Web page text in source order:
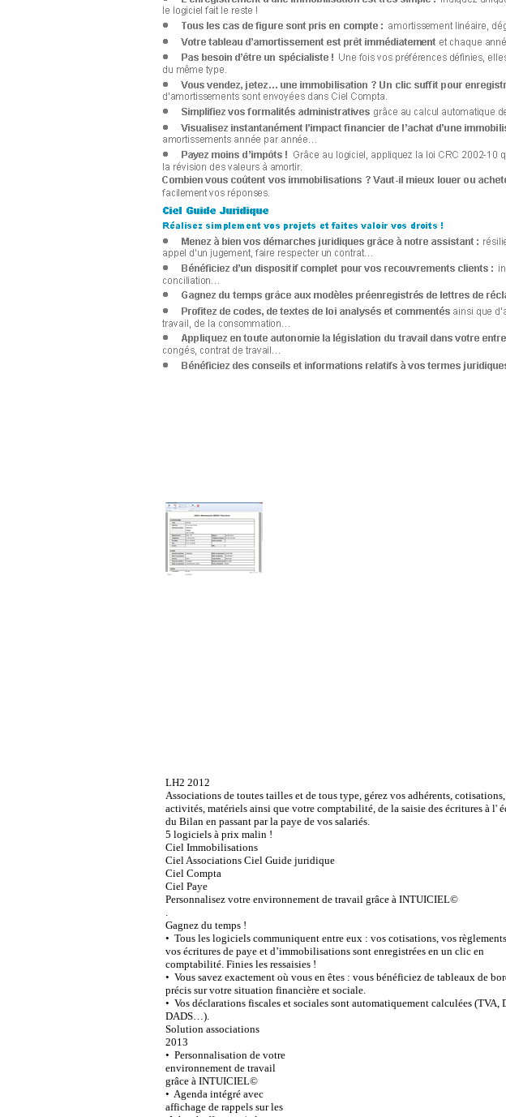
LH2 2012
Associations de toutes tailles et de tous type, gérez vos adhérents, cotisations,
activités, matériels ainsi que votre comptabilité, de la saisie des écritures à l'
du Bilan en passant par la paye de vos salariés.
5 logiciels à prix malin !
Ciel Immobilisations
Ciel Associations Ciel Guide juridique
Ciel Compta
Ciel Paye
Personnalisez votre environnement de travail grâce à INTUICIEL©
Gagnez du temps !
• Tous les logiciels communiquent entre eux : vos cotisations, vos règlements,
vos écritures de paye et d’immobilisations sont enregistrées en un clic en
comptabilité. Finies les ressaisies !
• Vous savez exactement où vous en êtes : vous bénéficiez de tableaux de
précis sur votre situation financière et sociale.
• Vos déclarations fiscales et sociales sont automatiquement calculées (TVA,
DADS…).
Solution associations
2013
• Personnalisation de votre
environnement de travail
grâce à INTUICIEL©
• Agenda intégré avec
affichage de rappels sur les